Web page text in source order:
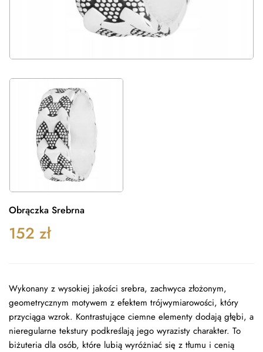
Obrączka Srebrna
152 zł
Wykonany z wysokiej jakości srebra, zachwyca złożonym,
geometrycznym motywem z efektem trójwymiarowości, który
przyciąga wzrok. Kontrastujące ciemne elementy dodają głębi, a
nieregularne tekstury podkreślają jego wyrazisty charakter. To
biżuteria dla osób, które lubią wyróżniać się z tłumu i cenią